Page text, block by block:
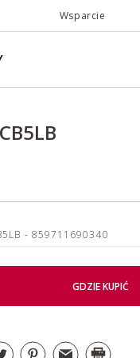
Wsparcie
- 859711690340
GDZIE KUPIĆ